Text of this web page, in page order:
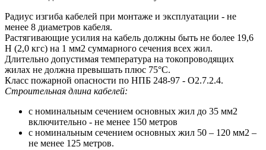
Радиус изгиба кабелей при монтаже и эксплуатации - не
менее 8 диаметров кабеля.
Растягивающие усилия на кабель должны быть не более 19,6
Н (2,0 кгс) на 1 мм2 суммарного сечения всех жил.
Длительно допустимая температура на токопроводящих
жилах не должна превышать плюс 75°С.
Класс пожарной опасности по НПБ 248-97 - О2.7.2.4.
Строительная длина кабелей:
с номинальным сечением основных жил до 35 мм2
включительно - не менее 150 метров
с номинальным сечением основных жил 50 – 120 мм2 –
не менее 125 метров.